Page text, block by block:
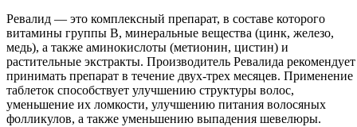
Ревалид — это комплексный препарат, в составе которого
витамины группы В, минеральные вещества (цинк, железо,
медь), а также аминокислоты (метионин, цистин) и
растительные экстракты. Производитель Ревалида рекомендует
принимать препарат в течение двух-трех месяцев. Применение
таблеток способствует улучшению структуры волос,
уменьшение их ломкости, улучшению питания волосяных
фолликулов, а также уменьшению выпадения шевелюры.